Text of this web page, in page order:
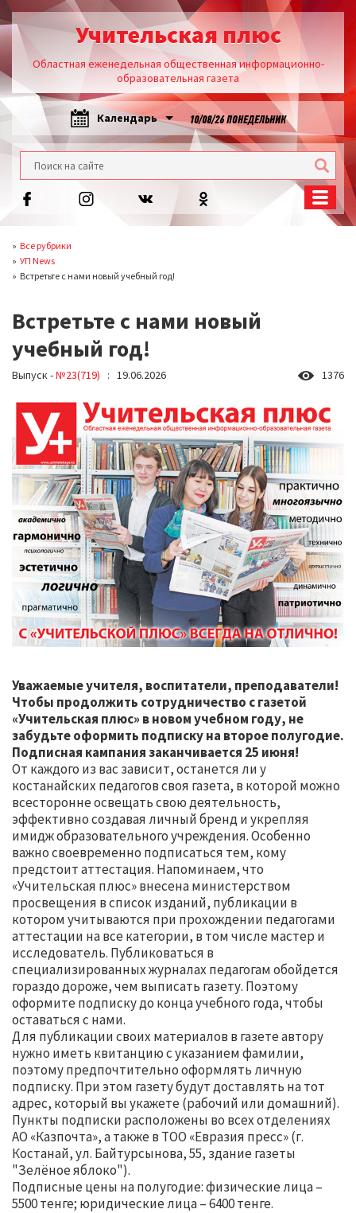
Учительская плюс
Областная еженедельная общественная информационно-
образовательная газета
Календарь 10/08/26 ПОНЕДЕЛЬНИК
Все рубрики
УП News
Встретьте с нами новый учебный год!
Встретьте с нами новый
учебный год!
Выпуск -№23(719) : 19.06.2026 1376
Уважаемые учителя, воспитатели, преподаватели!
Чтобы продолжить сотрудничество с газетой
«Учительская плюс» в новом учебном году, не
забудьте оформить подписку на второе полугодие.
Подписная кампания заканчивается 25 июня!
От каждого из вас зависит, останется ли у
костанайских педагогов своя газета, в которой можно
всесторонне освещать свою деятельность,
эффективно создавая личный бренд и укрепляя
имидж образовательного учреждения. Особенно
важно своевременно подписаться тем, кому
предстоит аттестация. Напоминаем, что
«Учительская плюс» внесена министерством
просвещения в список изданий, публикации в
котором учитываются при прохождении педагогами
аттестации на все категории, в том числе мастер и
исследователь. Публиковаться в
специализированных журналах педагогам обойдется
гораздо дороже, чем выписать газету. Поэтому
оформите подписку до конца учебного года, чтобы
оставаться с нами.
Для публикации своих материалов в газете автору
нужно иметь квитанцию с указанием фамилии,
поэтому предпочтительно оформлять личную
подписку. При этом газету будут доставлять на тот
адрес, который вы укажете (рабочий или домашний).
Пункты подписки расположены во всех отделениях
АО «Казпочта», а также в ТОО «Евразия пресс» (г.
Костанай, ул. Байтурсынова, 55, здание газеты
"Зелёное яблоко").
Подписные цены на полугодие: физические лица –
5500 тенге; юридические лица – 6400 тенге.